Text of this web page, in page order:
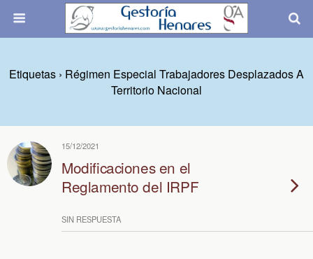
Etiquetas › Régimen Especial Trabajadores Desplazados A
Territorio Nacional
15/12/2021
Modificaciones en el
Reglamento del IRPF
SIN RESPUESTA